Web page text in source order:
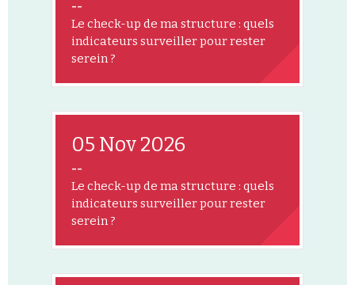
--
Le check-up de ma structure : quels
indicateurs surveiller pour rester
serein ?
05 Nov 2026
--
Le check-up de ma structure : quels
indicateurs surveiller pour rester
serein ?